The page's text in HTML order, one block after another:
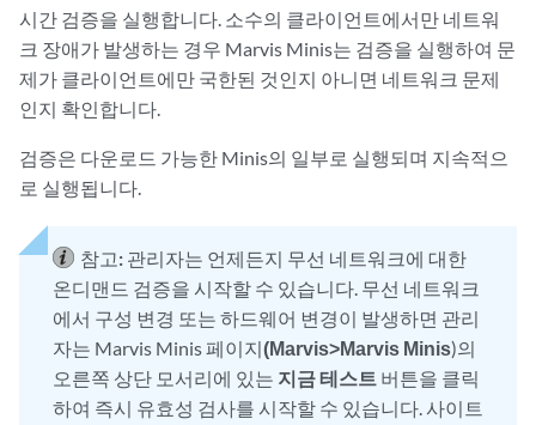
시간 검증을 실행합니다. 소수의 클라이언트에서만 네트워
크 장애가 발생하는 경우 Marvis Minis는 검증을 실행하여 문
제가 클라이언트에만 국한된 것인지 아니면 네트워크 문제
인지 확인합니다.
검증은 다운로드 가능한 Minis의 일부로 실행되며 지속적으
로 실행됩니다.
참고: 관리자는 언제든지 무선 네트워크에 대한
온디맨드 검증을 시작할 수 있습니다. 무선 네트워크
에서 구성 변경 또는 하드웨어 변경이 발생하면 관리
자는 Marvis Minis 페이지(Marvis>Marvis Minis)의
오른쪽 상단 모서리에 있는 지금 테스트 버튼을 클릭
하여 즉시 유효성 검사를 시작할 수 있습니다. 사이트